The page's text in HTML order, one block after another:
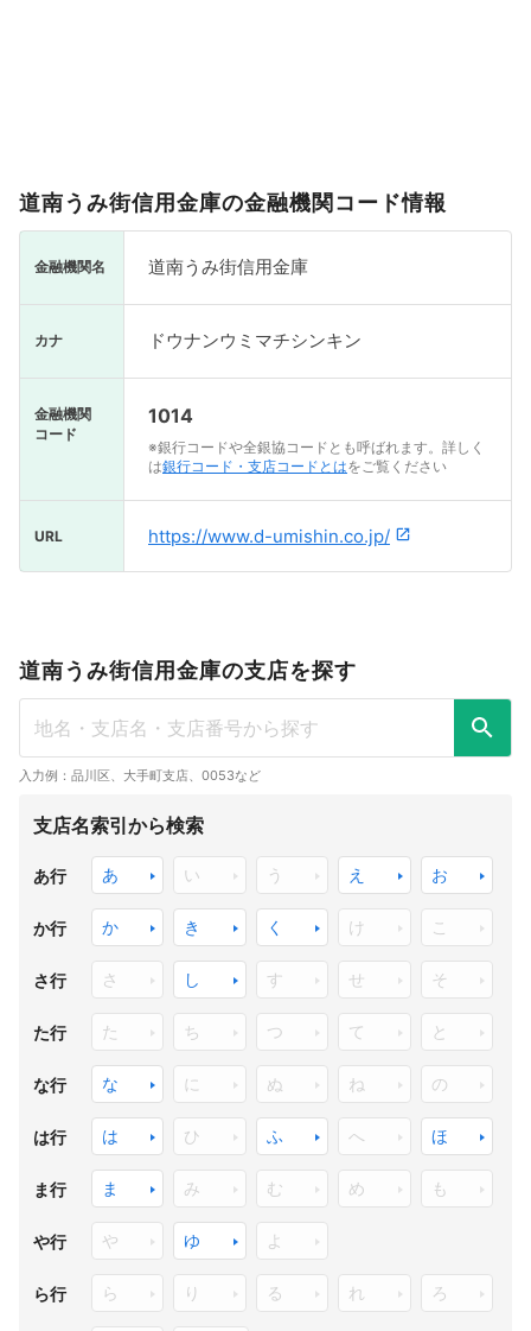
道南うみ街信用金庫の金融機関コード情報
金融機関名 道南うみ街信用金庫
カナ ドウナンウミマチシンキン
金融機関
コード
1014
※銀行コードや全銀協コードとも呼ばれます。詳しく
は銀行コード・支店コードとはをご覧ください
URL https://www.d-umishin.co.jp/
道南うみ街信用金庫の支店を探す
入力例：品川区、大手町支店、0053など
支店名索引から検索
あ行 あ い う え お
か行 か き く け こ
さ行 さ し す せ そ
た行 た ち つ て と
な行 な に ぬ ね の
は行 は ひ ふ へ ほ
ま行 ま み む め も
や行 や ゆ よ
ら行 ら り る れ ろ